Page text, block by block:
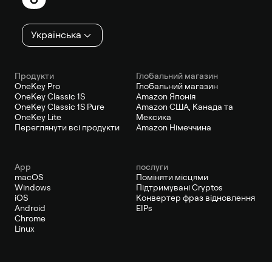
Українська
Продукти
OneKey Pro
OneKey Classic 1S
OneKey Classic 1S Pure
OneKey Lite
Переглянути всі продукти
Глобальний магазин
Глобальний магазин
Amazon Японія
Amazon США, Канада та
Мексика
Amazon Німеччина
App
macOS
Windows
iOS
Android
Chrome
Linux
послуги
Поміняти місцями
Підтримувані Cryptos
Конвертер фраз відновлення
EIPs